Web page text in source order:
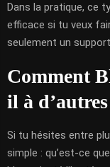
Dans la pratique, ce
efficace si tu veux
seulement un
Comment
il à
Si tu hésites entre
simple : qu’est-ce